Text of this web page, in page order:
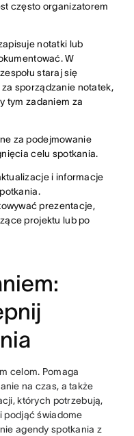
często organizatorem
notatki lub
W
staraj się
sporządzanie notatek,
tym zadaniem za
za podejmowanie
celu spotkania.
i informacje
prezentacje,
projektu lub po
celom. Pomaga
na czas, a także
których potrzebują,
podjąć świadome
agendy spotkania z